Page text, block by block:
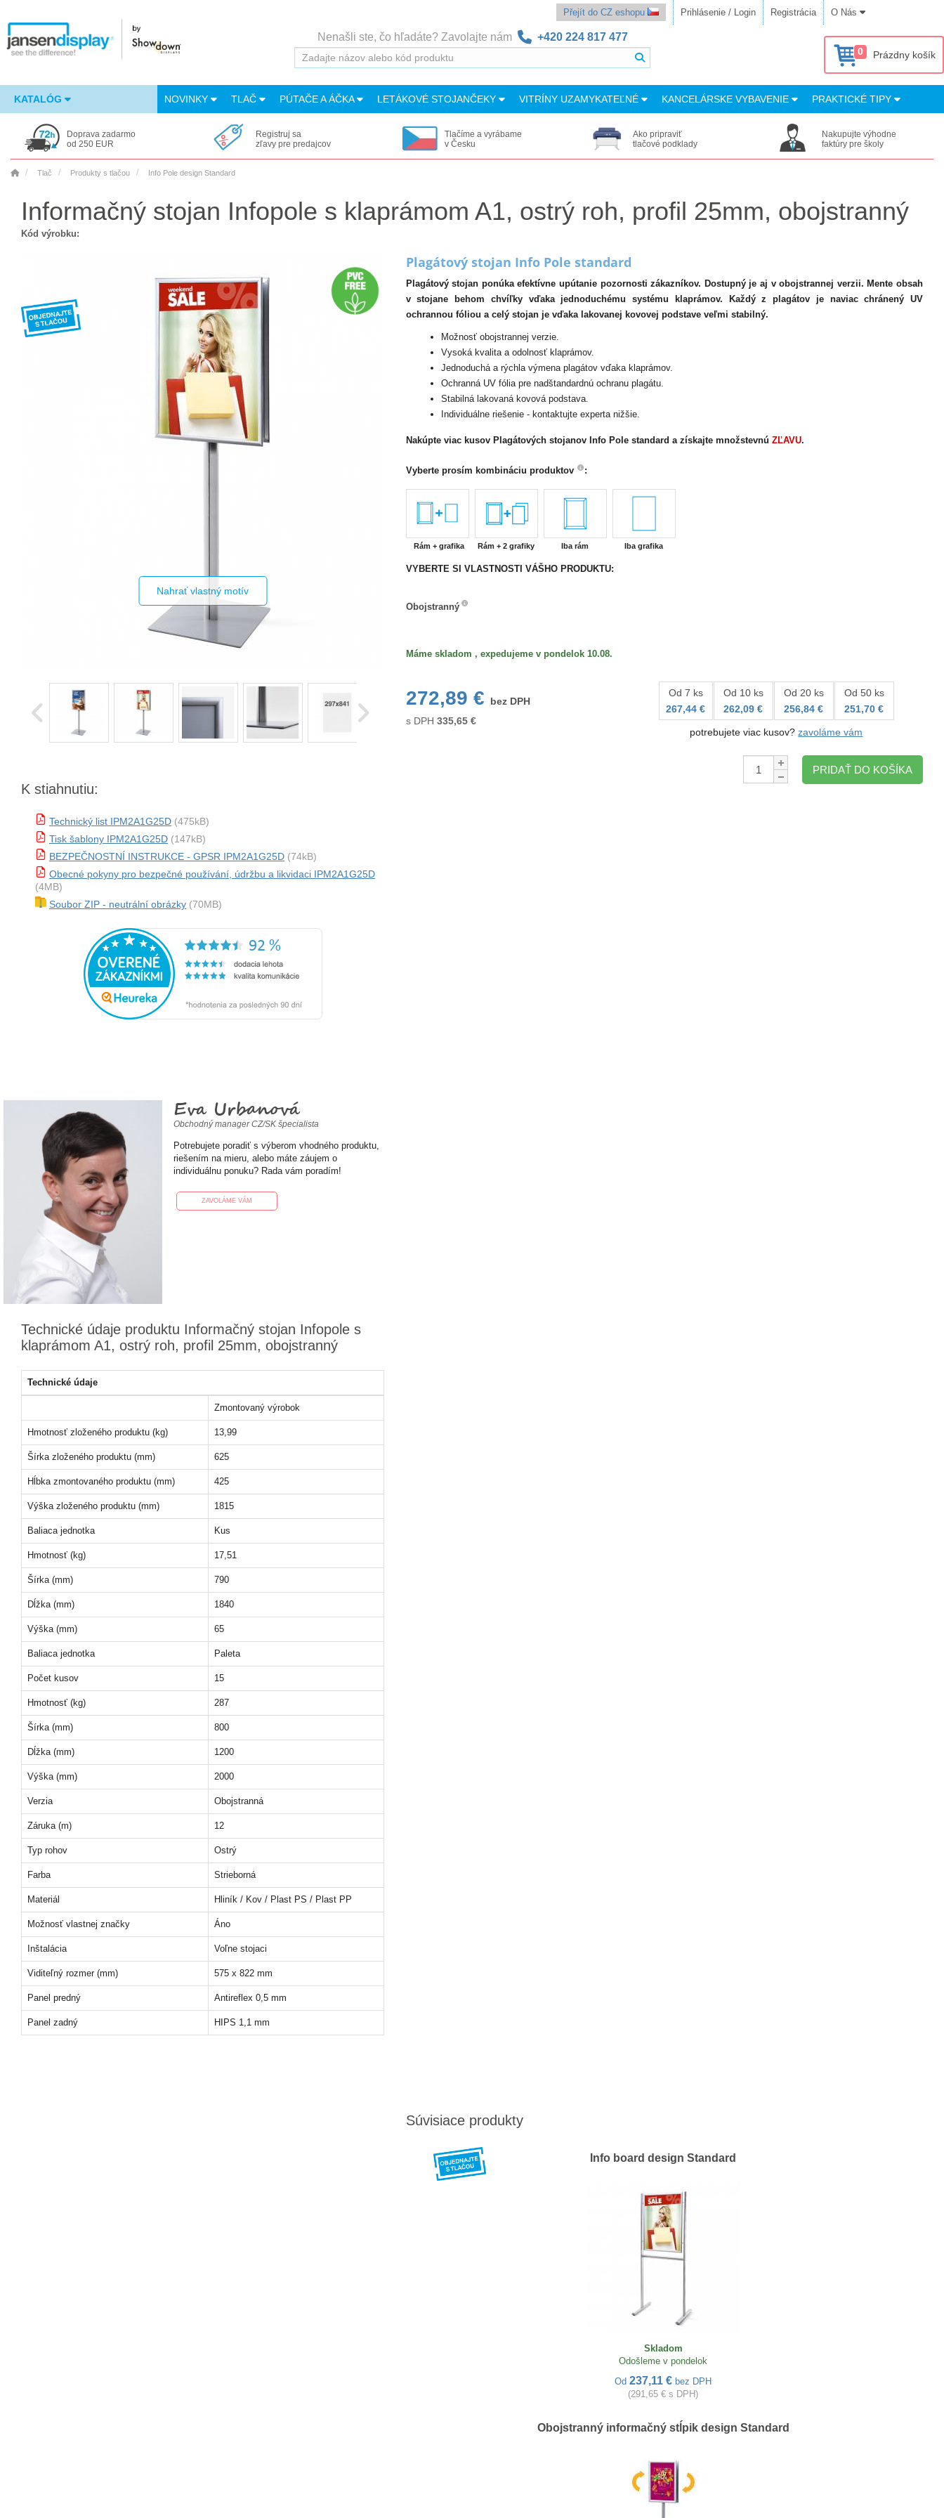
Přejít do CZ eshopu Prihlásenie / Login Registrácia O Nás
Nenašli ste, čo hľadáte? Zavolajte nám +420 224 817 477
0 Prázdny košík
KATALÓG NOVINKY TLAČ PÚTAČE A ÁČKA LETÁKOVÉ STOJANČEKY VITRÍNY UZAMYKATEĽNÉ KANCELÁRSKE VYBAVENIE PRAKTICKÉ TIPY
Doprava zadarmo
od 250 EUR
Registruj sa
zľavy pre predajcov
Tlačíme a vyrábame
v Česku
Ako pripraviť
tlačové podklady
Nakupujte výhodne
faktúry pre školy
Tlač Produkty s tlačou Info Pole design Standard
Informačný stojan Infopole s klaprámom A1, ostrý roh, profil 25mm, obojstranný
Kód výrobku:
Nahrať vlastný motív
K stiahnutiu:
Technický list IPM2A1G25D (475kB)
Tisk šablony IPM2A1G25D (147kB)
BEZPEČNOSTNÍ INSTRUKCE - GPSR IPM2A1G25D (74kB)
Obecné pokyny pro bezpečné používání, údržbu a likvidaci IPM2A1G25D
(4MB)
Soubor ZIP - neutrální obrázky (70MB)
Eva Urbanová
Obchodný manager CZ/SK špecialista
Potrebujete poradiť s výberom vhodného produktu,
riešením na mieru, alebo máte záujem o
individuálnu ponuku? Rada vám poradím!
ZAVOLÁME VÁM
Technické údaje produktu Informačný stojan Infopole s
klaprámom A1, ostrý roh, profil 25mm, obojstranný
Technické údaje
Zmontovaný výrobok
Hmotnosť zloženého produktu (kg) 13,99
Šírka zloženého produktu (mm) 625
Hĺbka zmontovaného produktu (mm) 425
Výška zloženého produktu (mm) 1815
Baliaca jednotka Kus
Hmotnosť (kg) 17,51
Šírka (mm) 790
Dĺžka (mm) 1840
Výška (mm) 65
Baliaca jednotka Paleta
Počet kusov 15
Hmotnosť (kg) 287
Šírka (mm) 800
Dĺžka (mm) 1200
Výška (mm) 2000
Verzia Obojstranná
Záruka (m) 12
Typ rohov Ostrý
Farba Strieborná
Materiál Hliník / Kov / Plast PS / Plast PP
Možnosť vlastnej značky Áno
Inštalácia Voľne stojaci
Viditeľný rozmer (mm) 575 x 822 mm
Panel predný Antireflex 0,5 mm
Panel zadný HIPS 1,1 mm
Plagátový stojan Info Pole standard
Plagátový stojan ponúka efektívne upútanie pozornosti zákazníkov. Dostupný je aj v obojstrannej verzii. Mente obsah
v stojane behom chvíľky vďaka jednoduchému systému klaprámov. Každý z plagátov je naviac chránený UV
ochrannou fóliou a celý stojan je vďaka lakovanej kovovej podstave veľmi stabilný.
Možnosť obojstrannej verzie.
Vysoká kvalita a odolnosť klaprámov.
Jednoduchá a rýchla výmena plagátov vďaka klaprámov.
Ochranná UV fólia pre nadštandardnú ochranu plagátu.
Stabilná lakovaná kovová podstava.
Individuálne riešenie - kontaktujte experta nižšie.
Nakúpte viac kusov Plagátových stojanov Info Pole standard a získajte množstevnú ZĽAVU.
Vyberte prosím kombináciu produktov :
Rám + grafika Rám + 2 grafiky Iba rám Iba grafika
VYBERTE SI VLASTNOSTI VÁŠHO PRODUKTU:
Obojstranný
Máme skladom , expedujeme v pondelok 10.08.
272,89 €
bez DPH
s DPH 335,65€
Od 7 ks
267,44 €
Od 10 ks
262,09 €
Od 20 ks
256,84 €
Od 50 ks
251,70 €
potrebujete viac kusov?zavoláme vám
Množstvo:
PRIDAŤ DO KOŠÍKA
Súvisiace produkty
Info board design Standard
Skladom
Odošleme v pondelok
Od237,11 €bez DPH
(291,65 € s DPH)
Obojstranný informačný stĺpik design Standard